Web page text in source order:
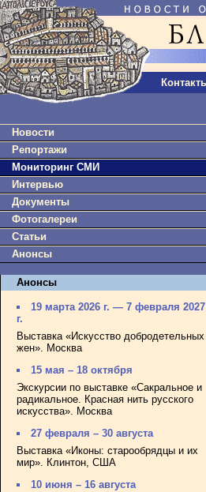
Новости
Репортажи
Мониторинг СМИ
Интервью
Документы
Фотогалереи
Статьи
Анонсы
Анонсы
19 марта 2026 г. — 7 февраля 2027
г.
Выставка «Искусство добродетельных
жен». Москва
15 мая – 18 октября
Экскурсии по выставке «Сакральное и
радикальное. Красная нить русского
искусства». Москва
27 февраля – 30 августа
Выставка «Иконы: старообрядцы и их
мир». Клинтон, США
10 июня – 16 августа